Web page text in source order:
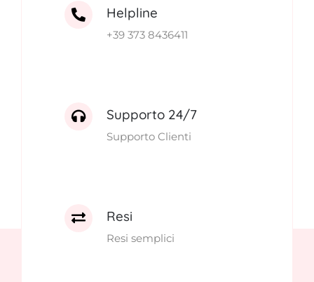
Helpline
+39 373 8436411
Supporto 24/7
Supporto Clienti
Resi
Resi semplici